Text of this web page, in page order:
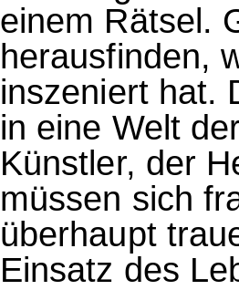
einem Rätsel.
herausfinden,
inszeniert hat.
in eine Welt
Künstler, der
müssen sich
überhaupt
Einsatz des